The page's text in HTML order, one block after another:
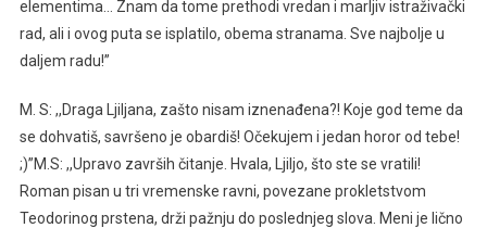
elementima… Znam da tome prethodi vredan i marljiv istraživački
rad, ali i ovog puta se isplatilo, obema stranama. Sve najbolje u
daljem radu!”
M. S: ,,Draga Ljiljana, zašto nisam iznenađena?! Koje god teme da
se dohvatiš, savršeno je obardiš! Očekujem i jedan horor od tebe!
;)”M.S: ,,Upravo završih čitanje. Hvala, Ljiljo, što ste se vratili!
Roman pisan u tri vremenske ravni, povezane prokletstvom
Teodorinog prstena, drži pažnju do poslednjeg slova. Meni je lično